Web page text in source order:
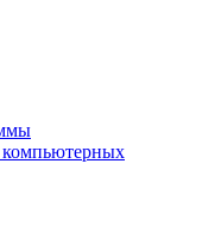
компьютерных